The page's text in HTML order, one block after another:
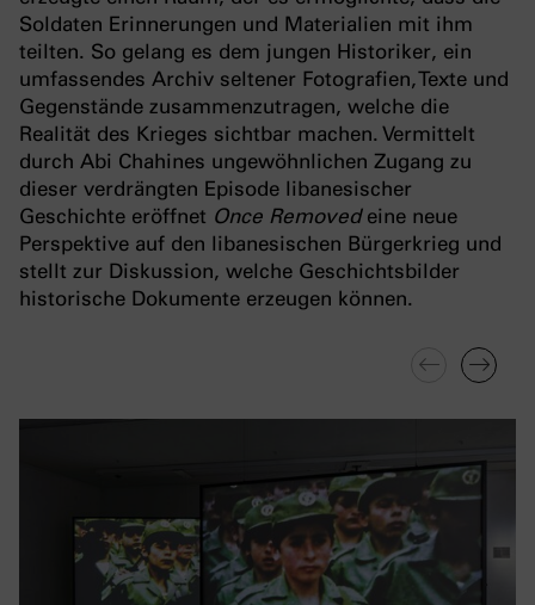
Soldaten Erinnerungen und Materialien mit ihm
teilten. So gelang es dem jungen Historiker, ein
umfassendes Archiv seltener Fotografien, Texte und
Gegenstände zusammenzutragen, welche die
Realität des Krieges sichtbar machen. Vermittelt
durch Abi Chahines ungewöhnlichen Zugang zu
dieser verdrängten Episode libanesischer
Geschichte eröffnet Once Removedeine neue
Perspektive auf den libanesischen Bürgerkrieg und
stellt zur Diskussion, welche Geschichtsbilder
historische Dokumente erzeugen können.